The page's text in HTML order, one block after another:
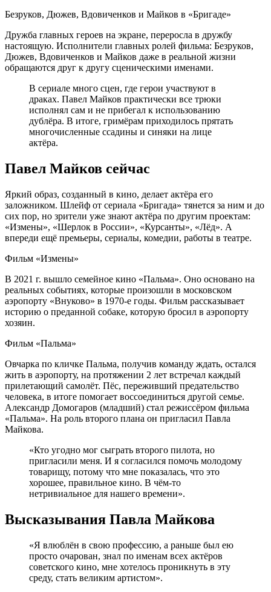
Безруков, Дюжев, Вдовиченков и Майков в «Бригаде»
Дружба главных героев на экране, переросла в дружбу
настоящую. Исполнители главных ролей фильма: Безруков,
Дюжев, Вдовиченков и Майков даже в реальной жизни
обращаются друг к другу сценическими именами.
В сериале много сцен, где герои участвуют в
драках. Павел Майков практически все трюки
исполнял сам и не прибегал к использованию
дублёра. В итоге, гримёрам приходилось прятать
многочисленные ссадины и синяки на лице
актёра.
Павел Майков сейчас
Яркий образ, созданный в кино, делает актёра его
заложником. Шлейф от сериала «Бригада» тянется за ним и до
сих пор, но зрители уже знают актёра по другим проектам:
«Измены», «Шерлок в России», «Курсанты», «Лёд». А
впереди ещё премьеры, сериалы, комедии, работы в театре.
Фильм «Измены»
В 2021 г. вышло семейное кино «Пальма». Оно основано на
реальных событиях, которые произошли в московском
аэропорту «Внуково» в 1970-е годы. Фильм рассказывает
историю о преданной собаке, которую бросил в аэропорту
хозяин.
Фильм «Пальма»
Овчарка по кличке Пальма, получив команду ждать, остался
жить в аэропорту, на протяжении 2 лет встречал каждый
прилетающий самолёт. Пёс, переживший предательство
человека, в итоге помогает воссоединиться другой семье.
Александр Домогаров (младший) стал режиссёром фильма
«Пальма». На роль второго плана он пригласил Павла
Майкова.
«Кто угодно мог сыграть второго пилота, но
пригласили меня. И я согласился помочь молодому
товарищу, потому что мне показалась, что это
хорошее, правильное кино. В чём-то
нетривиальное для нашего времени».
Высказывания Павла Майкова
«Я влюблён в свою профессию, а раньше был ею
просто очарован, знал по именам всех актёров
советского кино, мне хотелось проникнуть в эту
среду, стать великим артистом».